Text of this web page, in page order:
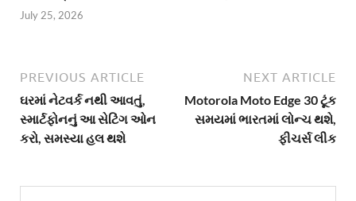
July 25, 2026
PREVIOUS ARTICLE
ઘરમાં નેટવર્ક નથી આવતું,
સ્માર્ટફોનનું આ સેટિંગ ઓન
કરો, સમસ્યા હલ થશે
NEXT ARTICLE
Motorola Moto Edge 30 ટૂંક
સમયમાં ભારતમાં લોન્ચ થશે,
ફીચર્સ લીક